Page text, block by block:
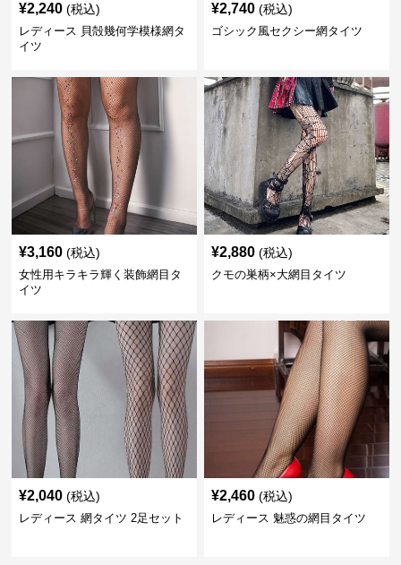
¥2,240 (税込)
レディース 貝殻幾何学模様網タ
イツ
¥2,740 (税込)
ゴシック風セクシー網タイツ
¥3,160 (税込)
女性用キラキラ輝く装飾網目タ
イツ
¥2,880 (税込)
クモの巣柄×大網目タイツ
¥2,040 (税込)
レディース 網タイツ 2足セット
¥2,460 (税込)
レディース 魅惑の網目タイツ